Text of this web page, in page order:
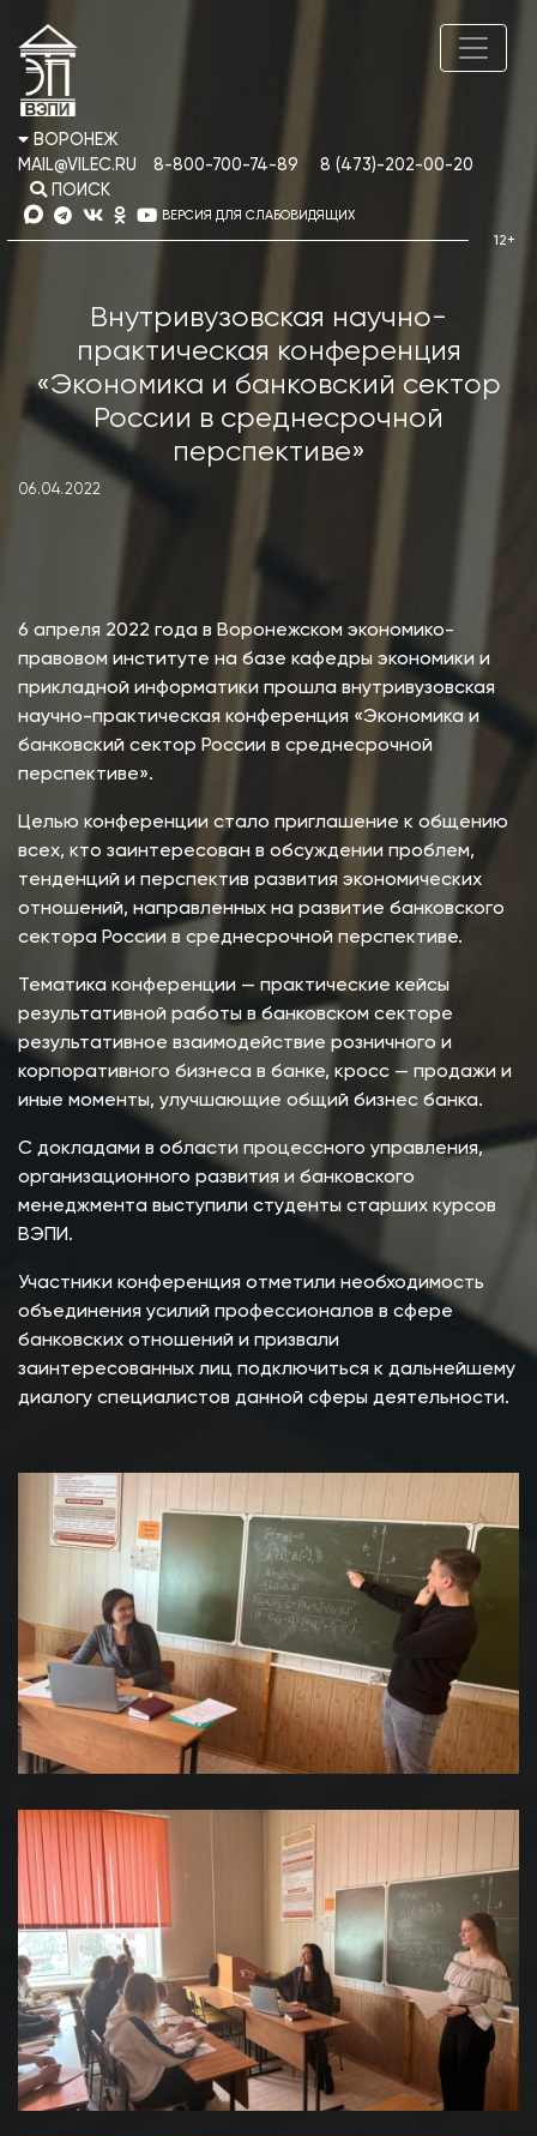
ВОРОНЕЖ
MAIL@VILEC.RU
8-800-700-74-89
8 (473)-202-00-20
ПОИСК
ВЕРСИЯ ДЛЯ СЛАБОВИДЯЩИХ
Внутривузовская научно-
практическая конференция
«Экономика и банковский сектор
России в среднесрочной
перспективе»
06.04.2022
6 апреля 2022 года в Воронежском экономико-
правовом институте на базе кафедры экономики и
прикладной информатики прошла внутривузовская
научно-практическая конференция «Экономика и
банковский сектор России в среднесрочной
перспективе».
Целью конференции стало приглашение к общению
всех, кто заинтересован в обсуждении проблем,
тенденций и перспектив развития экономических
отношений, направленных на развитие банковского
сектора России в среднесрочной перспективе.
Тематика конференции — практические кейсы
результативной работы в банковском секторе
результативное взаимодействие розничного и
корпоративного бизнеса в банке, кросс — продажи и
иные моменты, улучшающие общий бизнес банка.
С докладами в области процессного управления,
организационного развития и банковского
менеджмента выступили студенты старших курсов
ВЭПИ.
Участники конференция отметили необходимость
объединения усилий профессионалов в сфере
банковских отношений и призвали
заинтересованных лиц подключиться к дальнейшему
диалогу специалистов данной сферы деятельности.